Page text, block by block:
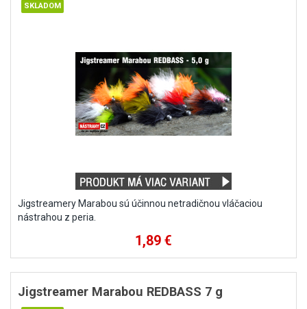
Jigstreamery Marabou sú účinnou netradičnou vláčaciou
nástrahou z peria.
1,89 €
Jigstreamer Marabou REDBASS 7 g